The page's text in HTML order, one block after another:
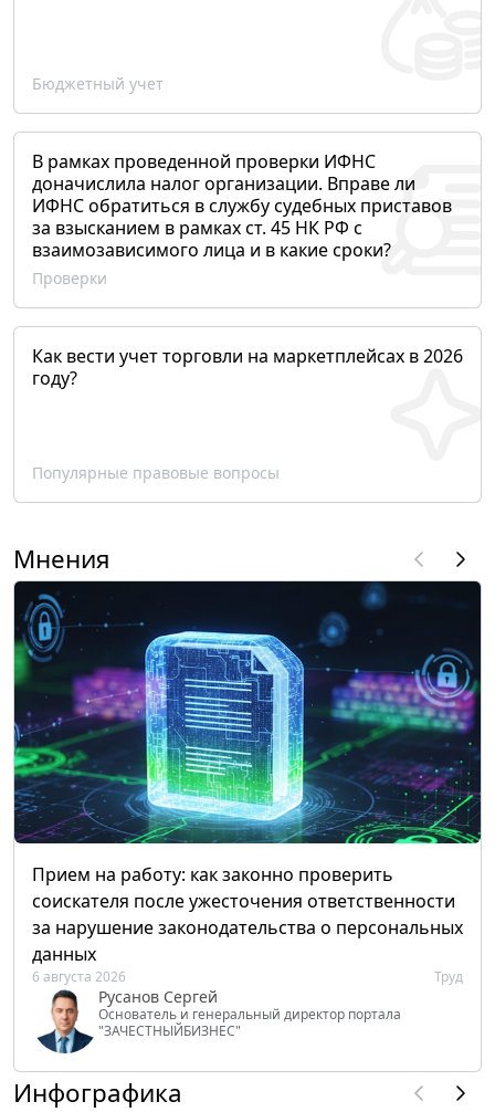
Бюджетный учет
В рамках проведенной проверки ИФНС
доначислила налог организации. Вправе ли
ИФНС обратиться в службу судебных приставов
за взысканием в рамках ст. 45 НК РФ с
взаимозависимого лица и в какие сроки?
Проверки
Как вести учет торговли на маркетплейсах в 2026
году?
Популярные правовые вопросы
Мнения
Прием на работу: как законно проверить
соискателя после ужесточения ответственности
за нарушение законодательства о персональных
данных
6 августа 2026 Труд
Русанов Сергей
Основатель и генеральный директор портала
"ЗАЧЕСТНЫЙБИЗНЕС"
Инфографика